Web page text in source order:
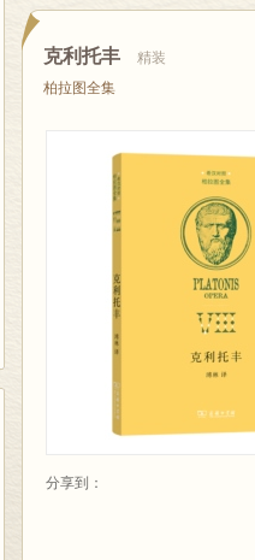
克利托丰
精装
柏拉图全集
分享到：